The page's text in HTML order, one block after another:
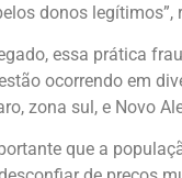
donos legítimos”,
essa prática
ocorrendo em
zona sul, e Novo
que a